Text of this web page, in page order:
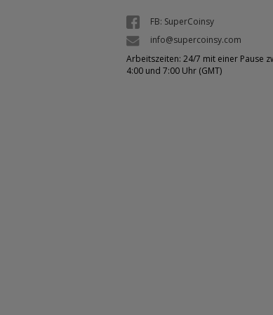
FB: SuperCoinsy
info@supercoinsy.com
Arbeitszeiten: 24/7 mit einer Pause
4:00 und 7:00 Uhr (GMT)